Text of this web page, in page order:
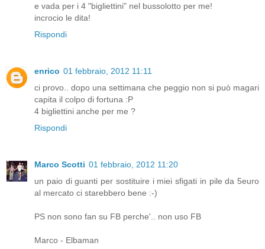
e vada per i 4 "bigliettini" nel bussolotto per me!
incrocio le dita!
Rispondi
enrico 01 febbraio, 2012 11:11
ci provo.. dopo una settimana che peggio non si può magari
capita il colpo di fortuna :P
4 bigliettini anche per me ?
Rispondi
Marco Scotti 01 febbraio, 2012 11:20
un paio di guanti per sostituire i miei sfigati in pile da 5euro
al mercato ci starebbero bene :-)
PS non sono fan su FB perche'.. non uso FB
Marco - Elbaman